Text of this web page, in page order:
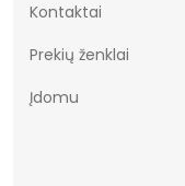
Kontaktai
Prekių ženklai
Įdomu